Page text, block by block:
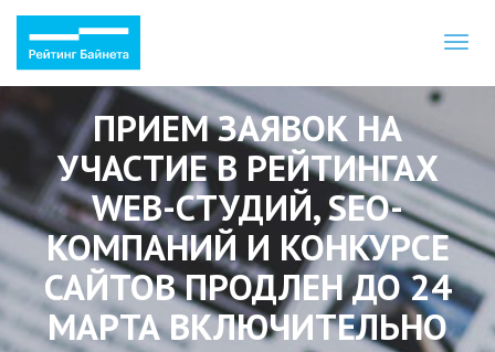
ПРИЕМ ЗАЯВОК НА
УЧАСТИЕ В РЕЙТИНГАХ
WEB-СТУДИЙ, SEO-
КОМПАНИЙ И КОНКУРСЕ
САЙТОВ ПРОДЛЕН ДО 24
МАРТА ВКЛЮЧИТЕЛЬНО